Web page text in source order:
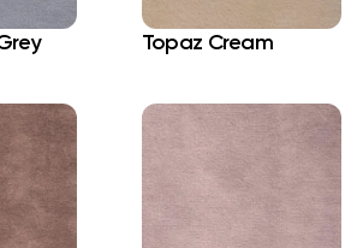
Topaz Cream